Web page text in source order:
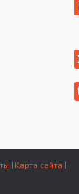
Карта сайта